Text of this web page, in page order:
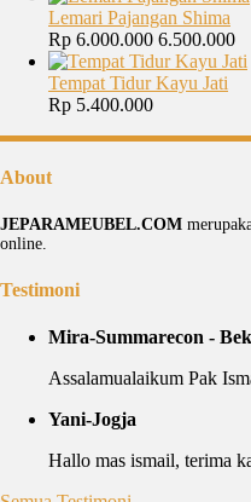
Lemari Pajangan Shima
Rp 6.000.000 6.500.000
Tempat Tidur Kayu Jati
Rp 5.400.000
About
JEPARAMEUBEL.COM
online.
Testimoni
Mira-Summarecon -
Assalamualaikum Pak
Yani-Jogja
Hallo mas ismail, terima